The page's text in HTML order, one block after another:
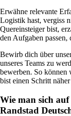
Erwähne relevante
Logistik hast, vergiss
Quereinsteiger bist,
den Aufgaben passen,
Bewirb dich über
unseres Teams zu
bewerben. So können
bist einen Schritt
Wie man sich auf
Randstad